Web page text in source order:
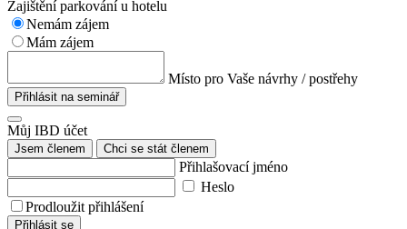
Zajištění parkování u hotelu
Nemám zájem
Mám zájem
Místo pro Vaše návrhy / postřehy
Přihlásit na seminář
Můj IBD účet
Jsem členem Chci se stát členem
Přihlašovací jméno
Heslo
Prodloužit přihlášení
Přihlásit se